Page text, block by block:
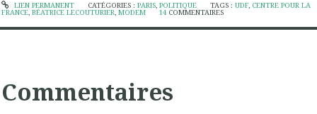
LIEN PERMANENT CATÉGORIES : PARIS, POLITIQUE TAGS :UDF, CENTRE POUR LA
FRANCE, BÉATRICE LECOUTURIER, MODEM 14 COMMENTAIRES
Commentaires